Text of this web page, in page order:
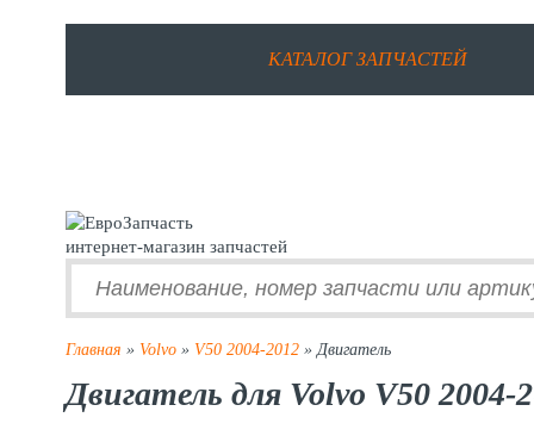
КАТАЛОГ ЗАПЧАСТЕЙ
интернет-магазин запчастей
Главная » Volvo » V50 2004-2012 » Двигатель
Двигатель для Volvo V50 2004-